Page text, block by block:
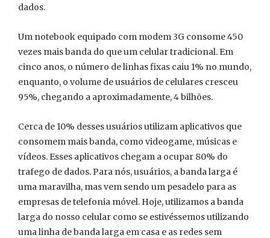
dados.
Um notebook equipado com modem 3G consome 450
vezes mais banda do que um celular tradicional. Em
cinco anos, o número de linhas fixas caiu 1% no mundo,
enquanto, o volume de usuários de celulares cresceu
95%, chegando a aproximadamente, 4 bilhões.
Cerca de 10% desses usuários utilizam aplicativos que
consomem mais banda, como videogame, músicas e
vídeos. Esses aplicativos chegam a ocupar 80% do
trafego de dados. Para nós, usuários, a banda larga é
uma maravilha, mas vem sendo um pesadelo para as
empresas de telefonia móvel. Hoje, utilizamos a banda
larga do nosso celular como se estivéssemos utilizando
uma linha de banda larga em casa e as redes sem